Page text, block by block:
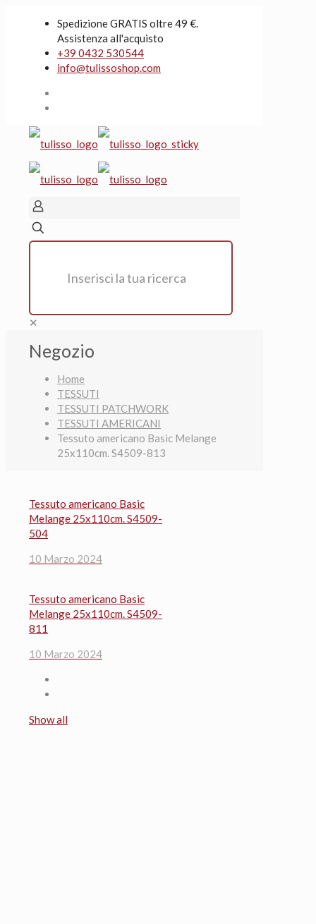
Spedizione GRATIS oltre 49 €.
Assistenza all'acquisto
+39 0432 530544
info@tulissoshop.com
✕
Negozio
Home
TESSUTI
TESSUTI PATCHWORK
TESSUTI AMERICANI
Tessuto americano Basic Melange
25x110cm. S4509-813
Tessuto americano Basic
Melange 25x110cm. S4509-
504
10 Marzo 2024
Tessuto americano Basic
Melange 25x110cm. S4509-
811
10 Marzo 2024
Show all